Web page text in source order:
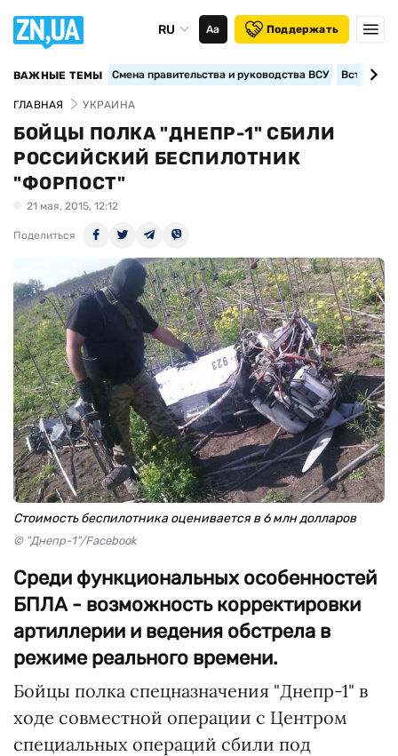
RU Аа Поддержать
ВАЖНЫЕ ТЕМЫ Смена правительства и руководства ВСУ
ГЛАВНАЯ УКРАИНА
БОЙЦЫ ПОЛКА "ДНЕПР-1" СБИЛИ
РОССИЙСКИЙ БЕСПИЛОТНИК
"ФОРПОСТ"
21 мая, 2015, 12:12
Поделиться
Стоимость беспилотника оценивается в 6 млн долларов
© "Днепр-1"/Facebook
Среди функциональных особенностей
БПЛА - возможность корректировки
артиллерии и ведения обстрела в
режиме реального времени.
Бойцы полка спецназначения "Днепр-1" в
ходе совместной операции с Центром
специальных операций сбили под